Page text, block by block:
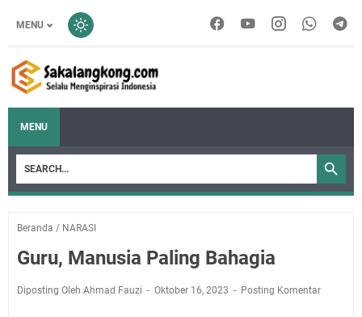
MENU
MENU
Beranda / NARASI
Guru, Manusia Paling Bahagia
Diposting Oleh Ahmad Fauzi Oktober 16, 2023 Posting Komentar